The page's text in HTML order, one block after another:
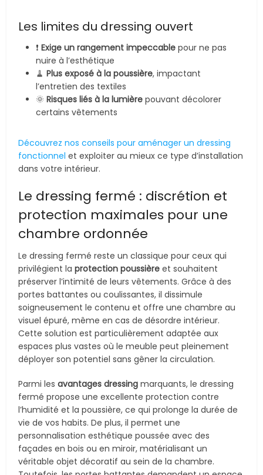
Les limites du dressing ouvert
❗Exige un rangement impeccable pour ne pas
nuire à l’esthétique
🧹Plus exposé à la poussière, impactant
l’entretien des textiles
🌞Risques liés à la lumière pouvant décolorer
certains vêtements
Découvrez nos conseils pour aménager un dressing
fonctionnel et exploiter au mieux ce type d’installation
dans votre intérieur.
Le dressing fermé : discrétion et
protection maximales pour une
chambre ordonnée
Le dressing fermé reste un classique pour ceux qui
privilégient laprotection poussière et souhaitent
préserver l’intimité de leurs vêtements. Grâce à des
portes battantes ou coulissantes, il dissimule
soigneusement le contenu et offre une chambre au
visuel épuré, même en cas de désordre intérieur.
Cette solution est particulièrement adaptée aux
espaces plus vastes où le meuble peut pleinement
déployer son potentiel sans gêner la circulation.
Parmi lesavantages dressing marquants, le dressing
fermé propose une excellente protection contre
l’humidité et la poussière, ce qui prolonge la durée de
vie de vos habits. De plus, il permet une
personnalisation esthétique poussée avec des
façades en bois ou en miroir, matérialisant un
véritable objet décoratif au sein de la chambre.